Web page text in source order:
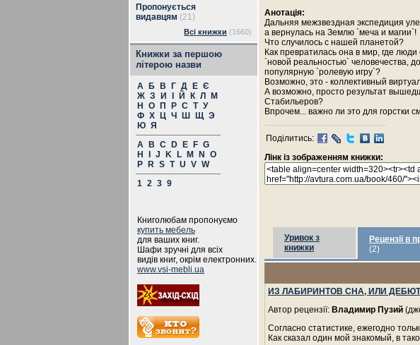
Пропонується
видавцям (21)
Всі книжки (1660)
Книжки за першою
літерою назви
А Б В Г Д Е Є
Ж З И Й К Л
М
Н
О П Р С Т У
Ф Х Ц Ч Ш Щ Э
Ю Я
A
B C D E F G
H
J K L M N
O
P
R S T U V W
1 2 3 9
Книголюбам пропонуємо
купить мебель
для ваших книг.
Шафи зручні для всіх
видів книг, окрім електронних.
www.vsi-mebli.ua
Анотація:
Дальняя межзвездная экспедиция
а вернулась на Землю `меча и магии`!
Что случилось с нашей планетой?
Как превратилась она в мир, где
`новой реальностью` человечества,
популярную `ролевую игру`?
Возможно, это - коллективный
А возможно, просто результат
Стабильеров?
Впрочем... важно ли это для горстки
Поділитись:
Лінк із зображенням книжки:
Уривок з
книжки
Рецензії в
(2)
ИЗ ЛАБИРИНТОВ СНА, ИЛИ
Автор рецензії: Владимир Пузий
Согласно статистике, ежегодно
Как сказал один мой знакомый, в